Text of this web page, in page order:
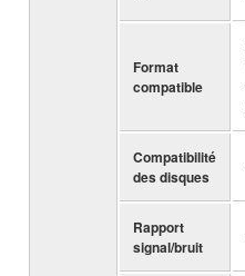
Format
compatible
Compatibilité
des disques
Rapport
signal/bruit